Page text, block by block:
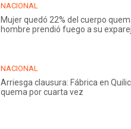
NACIONAL
Mujer quedó 22% del cuerpo
hombre prendió fuego a su
NACIONAL
Arriesga clausura: Fábrica en
quema por cuarta vez